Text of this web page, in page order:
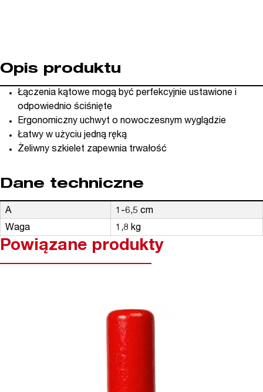
Opis produktu
Łączenia kątowe mogą być perfekcyjnie ustawione i
odpowiednio ściśnięte
Ergonomiczny uchwyt o nowoczesnym wyglądzie
Łatwy w użyciu jedną ręką
Żeliwny szkielet zapewnia trwałość
Dane techniczne
A
1-6,5 cm
Waga
1,8 kg
Powiązane produkty